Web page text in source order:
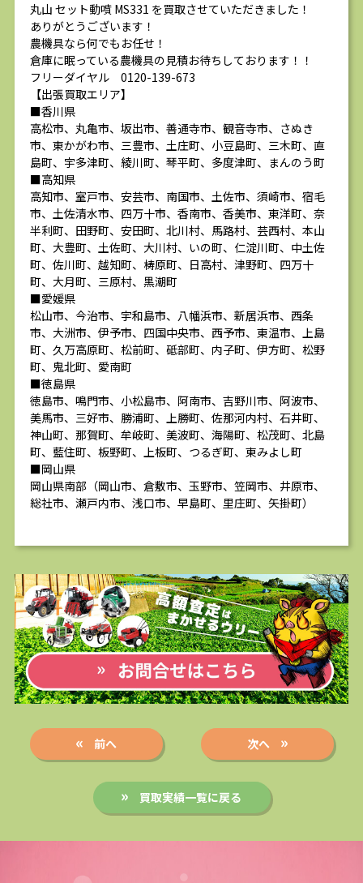
丸山 セット動噴 MS331 を買取させていただきました！
ありがとうございます！
農機具なら何でもお任せ！
倉庫に眠っている農機具の見積お待ちしております！！
フリーダイヤル 0120-139-673
【出張買取エリア】
■香川県
高松市、丸亀市、坂出市、善通寺市、観音寺市、さぬき
市、東かがわ市、三豊市、土庄町、小豆島町、三木町、直
島町、宇多津町、綾川町、琴平町、多度津町、まんのう町
■高知県
高知市、室戸市、安芸市、南国市、土佐市、須崎市、宿毛
市、土佐清水市、四万十市、香南市、香美市、東洋町、奈
半利町、田野町、安田町、北川村、馬路村、芸西村、本山
町、大豊町、土佐町、大川村、いの町、仁淀川町、中土佐
町、佐川町、越知町、梼原町、日高村、津野町、四万十
町、大月町、三原村、黒潮町
■愛媛県
松山市、今治市、宇和島市、八幡浜市、新居浜市、西条
市、大洲市、伊予市、四国中央市、西予市、東温市、上島
町、久万高原町、松前町、砥部町、内子町、伊方町、松野
町、鬼北町、愛南町
■徳島県
徳島市、鳴門市、小松島市、阿南市、吉野川市、阿波市、
美馬市、三好市、勝浦町、上勝町、佐那河内村、石井町、
神山町、那賀町、牟岐町、美波町、海陽町、松茂町、北島
町、藍住町、板野町、上板町、つるぎ町、東みよし町
■岡山県
岡山県南部（岡山市、倉敷市、玉野市、笠岡市、井原市、
総社市、瀬戸内市、浅口市、早島町、里庄町、矢掛町）
前へ 次へ
買取実績一覧に戻る